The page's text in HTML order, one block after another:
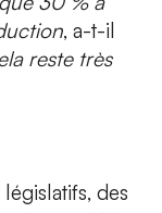
, a-t-il
reste très
des